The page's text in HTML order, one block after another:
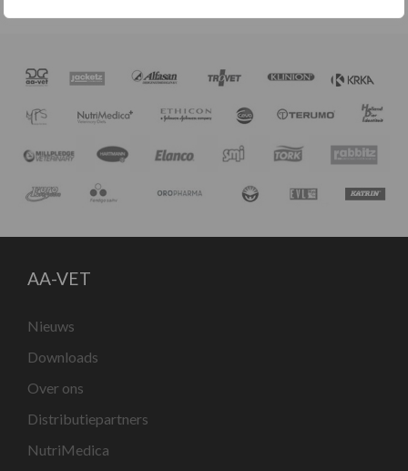
AA-VET
Nieuws
Downloads
Over ons
Distributiepartners
NutriMedica